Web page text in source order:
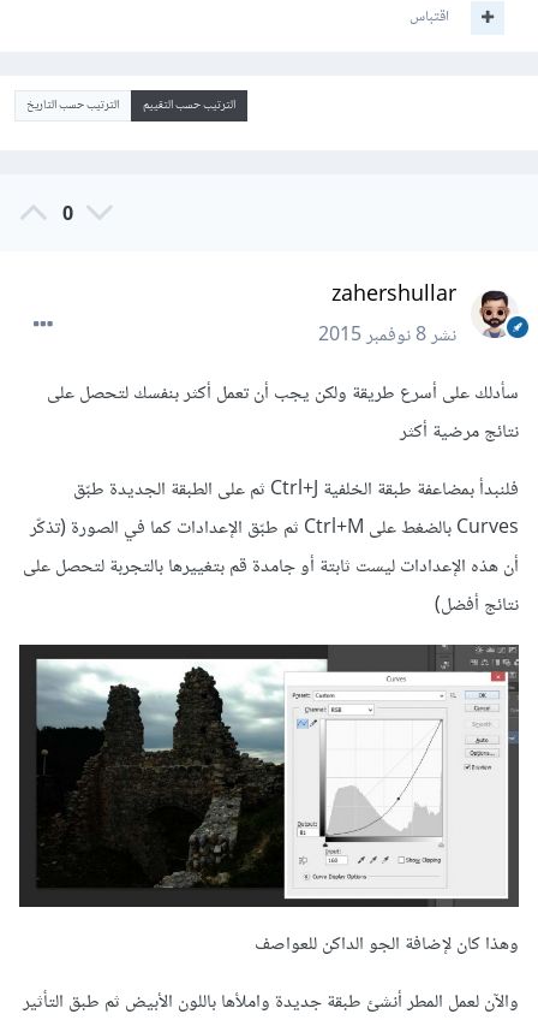
اقتباس
الترتيب حسب التقييم الترتيب حسب التاريخ
0
zahershullar
نشر8 نوفمبر 2015
سأدلك على أسرع طريقة ولكن يجب أن تعمل أكثر بنفسك لتحصل على
نتائج مرضية أكثر
فلنبدأ بمضاعفة طبقة الخلفية Ctrl+J ثم على الطبقة الجديدة طبّق
Curves بالضغط على Ctrl+M ثم طبّق الإعدادات كما في الصورة (تذكّر
أن هذه الإعدادات ليست ثابتة أو جامدة قم بتغييرها بالتجربة لتحصل على
نتائج أفضل)
وهذا كان لإضافة الجو الداكن للعواصف
والآن لعمل المطر أنشئ طبقة جديدة واملأها باللون الأبيض ثم طبق التأثير